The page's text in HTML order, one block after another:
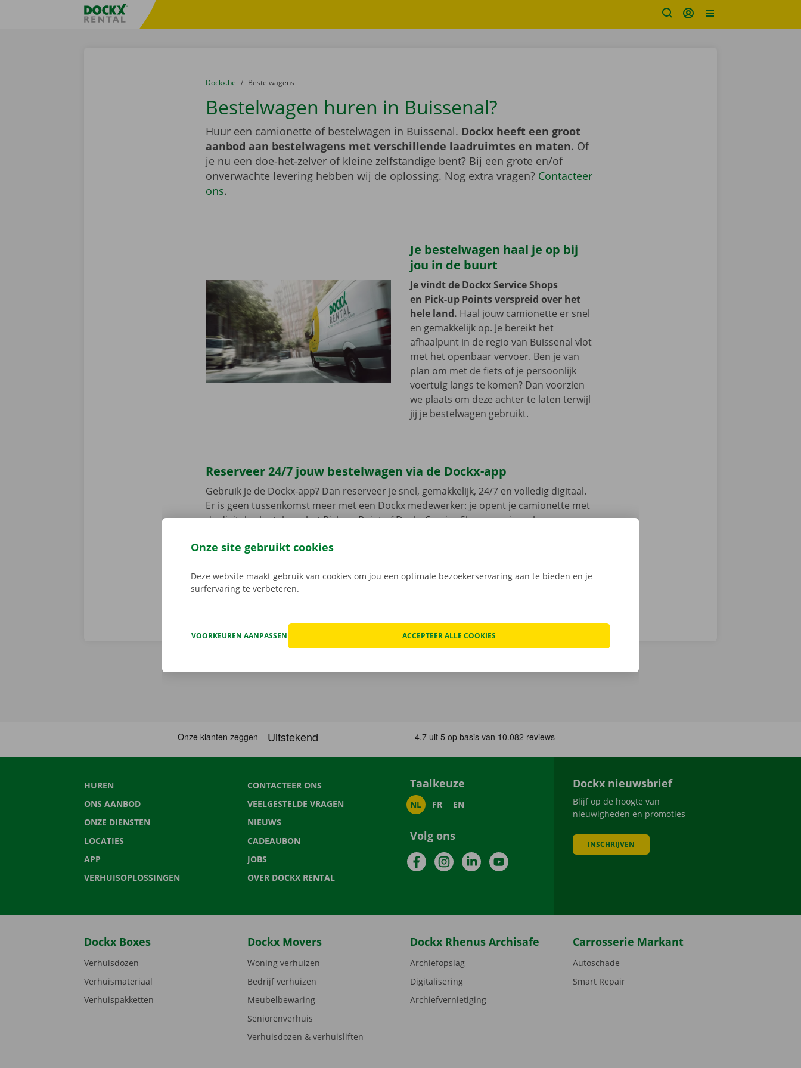
Taalselectie overslaanFratello DEMO
U bevindt zich hier:
van
Dockx.be naar
Bestelwagens
Bestelwagen huren in Buissenal?
Huur een camionette of bestelwagen in Buissenal. Dockx heeft een groot
aanbod aan bestelwagens met verschillende laadruimtes en maten. Of
je nu een doe-het-zelver of kleine zelfstandige bent? Bij een grote en/of
onverwachte levering hebben wij de oplossing. Nog extra vragen? Contacteer
ons.
Je bestelwagen haal je op bij
jou in de buurt
Je vindt de Dockx Service Shops
en Pick-up Points verspreid over het
hele land. Haal jouw camionette er snel
en gemakkelijk op. Je bereikt het
afhaalpunt in de regio van Buissenal vlot
met het openbaar vervoer. Ben je van
plan om met de fiets of je persoonlijk
voertuig langs te komen? Dan voorzien
we plaats om deze achter te laten terwijl
jij je bestelwagen gebruikt.
Reserveer 24/7 jouw bestelwagen via de Dockx-app
Gebruik je de Dockx-app? Dan reserveer je snel, gemakkelijk, 24/7 en volledig digitaal.
Er is geen tussenkomst meer met een Dockx medewerker: je opent je camionette met
de digitale sleutel aan het Pick-up Point of Dockx Service Shop naar jouw keuze.
App Store.
HUREN
ONS AANBOD
ONZE DIENSTEN
LOCATIES
APP
VERHUISOPLOSSINGEN
CONTACTEER ONS
VEELGESTELDE VRAGEN
NIEUWS
CADEAUBON
JOBS
OVER DOCKX RENTAL
Taalkeuze
NL FR EN
Volg ons
FacebookInstagramLinkedInYouTube
Dockx nieuwsbrief
Blijf op de hoogte van
nieuwigheden en promoties
INSCHRIJVEN
Dockx Boxes
Verhuisdozen
Verhuismateriaal
Verhuispakketten
Dockx Movers
Woning verhuizen
Bedrijf verhuizen
Meubelbewaring
Seniorenverhuis
Verhuisdozen & verhuisliften
Dockx Rhenus Archisafe
Archiefopslag
Digitalisering
Archiefvernietiging
Carrosserie Markant
Autoschade
Smart Repair
Onze site gebruikt cookies
Deze website maakt gebruik van cookies om jou een optimale bezoekerservaring aan te bieden en je
surfervaring te verbeteren.
VOORKEUREN AANPASSEN ACCEPTEER ALLE COOKIES